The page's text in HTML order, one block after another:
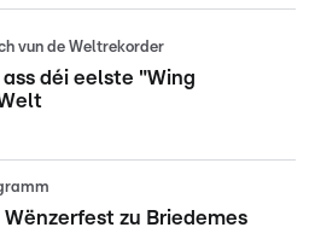
vun de Weltrekorder
déi eelste "Wing
zu Briedemes